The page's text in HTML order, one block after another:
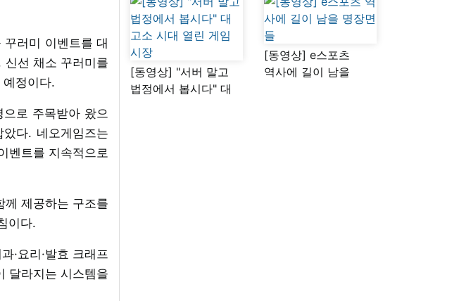
러미 이벤트를 대
선 채소 꾸러미를
정이다.
로 주목받아 왔으
다. 네오게임즈는
벤트를 지속적으로
께 제공하는 구조를
이다.
·요리·발효 크래프
달라지는 시스템을
[동영상] "서버 말고
법정에서 봅시다" 대
[동영상] e스포츠
역사에 길이 남을